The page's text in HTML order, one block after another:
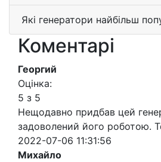
Які генератори найбільш
Коментарі
Георгий
Оцінка:
5 з 5
Нещодавно придбав цей
задоволений його роботою.
2022-07-06 11:31:56
Михайло